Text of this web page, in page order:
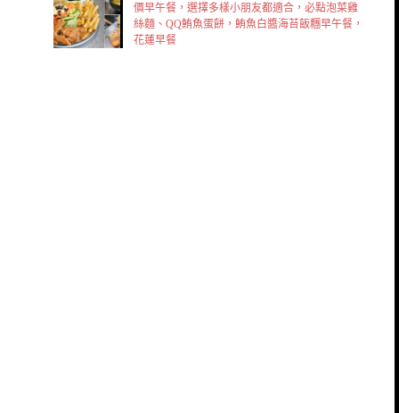
價早午餐，選擇多樣小朋友都適合，必點泡菜雞
絲麵、QQ鮪魚蛋餅，鮪魚白醬海苔飯糰早午餐，
花蓮早餐